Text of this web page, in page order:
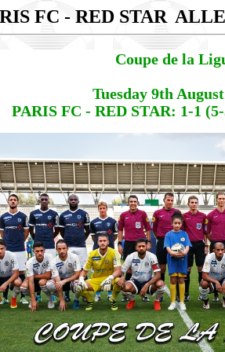
FC - RED STAR
Coupe de la
Tuesday 9th
PARIS FC - RED STAR: 1-1